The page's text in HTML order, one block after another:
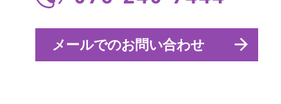
メールでのお問い合わせ